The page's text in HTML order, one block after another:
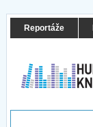
Reportáže